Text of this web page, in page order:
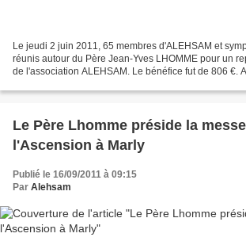
Le jeudi 2 juin 2011, 65 membres d'ALEHSAM et
réunis autour du Père Jean-Yves LHOMME pour un
de l'association ALEHSAM. Le bénéfice fut de 806 €.
Le Père Lhomme préside la
l'Ascension à Marly
Publié le 16/09/2011 à 09:15
Par Alehsam